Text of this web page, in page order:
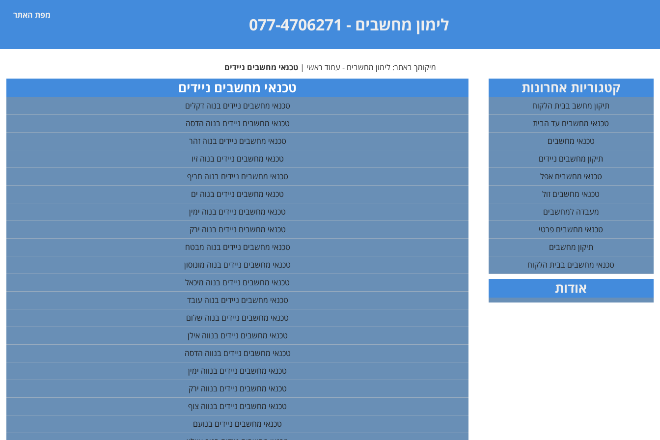
מפת האתר לימון מחשבים - 077-4706271
מיקומך באתר:לימון מחשבים - עמוד ראשי |טכנאי מחשבים ניידים
טכנאי מחשבים ניידים
טכנאי מחשבים ניידים בנוה דקלים
טכנאי מחשבים ניידים בנוה הדסה
טכנאי מחשבים ניידים בנוה זהר
טכנאי מחשבים ניידים בנוה זיו
טכנאי מחשבים ניידים בנוה חריף
טכנאי מחשבים ניידים בנוה ים
טכנאי מחשבים ניידים בנוה ימין
טכנאי מחשבים ניידים בנוה ירק
טכנאי מחשבים ניידים בנוה מבטח
טכנאי מחשבים ניידים בנוה מונוסון
טכנאי מחשבים ניידים בנוה מיכאל
טכנאי מחשבים ניידים בנוה עובד
טכנאי מחשבים ניידים בנוה שלום
טכנאי מחשבים ניידים בנווה אילן
טכנאי מחשבים ניידים בנווה הדסה
טכנאי מחשבים ניידים בנווה ימין
טכנאי מחשבים ניידים בנווה ירק
טכנאי מחשבים ניידים בנווה צוף
טכנאי מחשבים ניידים בנועם
קטגוריות אחרונות
תיקון מחשב בבית הלקוח
טכנאי מחשבים עד הבית
טכנאי מחשבים
תיקון מחשבים ניידים
טכנאי מחשבים אפל
טכנאי מחשבים זול
מעבדה למחשבים
טכנאי מחשבים פרטי
תיקון מחשבים
טכנאי מחשבים בבית הלקוח
אודות